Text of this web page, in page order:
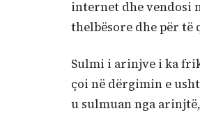
internet dhe vendosi
thelbësore dhe për të
Sulmi i arinjve i ka
çoi në dërgimin e
u sulmuan nga